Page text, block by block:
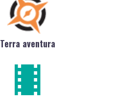
Terra aventura